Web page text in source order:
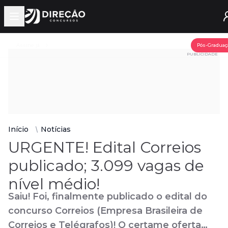
Open main menu
Pós-
PUBLICIDADE
Início Notícias
URGENTE! Edital Correios
publicado; 3.099 vagas de
nível médio!
Saiu! Foi, finalmente publicado o edital do
concurso Correios (Empresa Brasileira de
Correios e Telégrafos)! O certame oferta